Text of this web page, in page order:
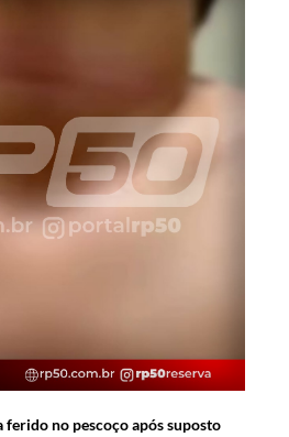
ferido no pescoço após suposto